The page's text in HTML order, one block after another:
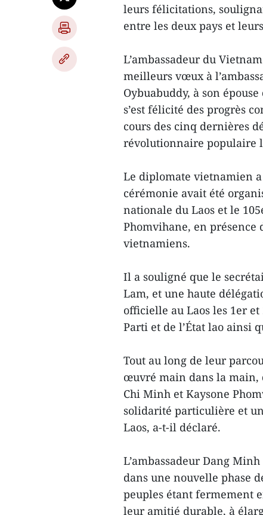
leurs félicitations,
entre les deux pays et
L’ambassadeur du
meilleurs vœux à
Oybuabuddy, à son
s’est félicité des progrès
cours des cinq dernières
révolutionnaire populaire
Le diplomate vietnamien
cérémonie avait été
nationale du Laos et le
Phomvihane, en présence
vietnamiens.
Il a souligné que le
Lam, et une haute
officielle au Laos les 1er
Parti et de l’État lao ainsi
Tout au long de leur
œuvré main dans la main,
Chi Minh et Kaysone
solidarité particulière et
Laos, a-t-il déclaré.
L’ambassadeur Dang
dans une nouvelle phase
peuples étant fermement
leur amitié durable, à